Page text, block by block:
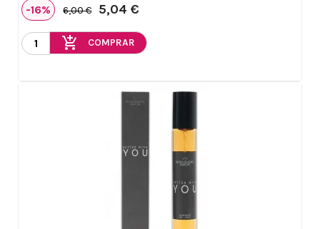
-16% 6,00 € 5,04 €
add_shopping_cart COMPRAR